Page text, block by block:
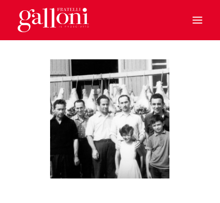
HOME
IL PROSCIUTTO
CHI SIAMO
BENVENUTI A CASA
IL PARMA
LE SPECIALITA’